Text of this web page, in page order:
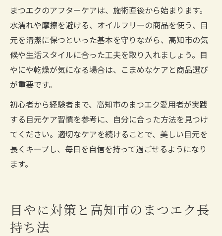
まつエクのアフターケアは、施術直後から始まります。
水濡れや摩擦を避ける、オイルフリーの商品を使う、目
元を清潔に保つといった基本を守りながら、高知市の気
候や生活スタイルに合った工夫を取り入れましょう。目
やにや乾燥が気になる場合は、こまめなケアと商品選び
が重要です。
初心者から経験者まで、高知市のまつエク愛用者が実践
する目元ケア習慣を参考に、自分に合った方法を見つけ
てください。適切なケアを続けることで、美しい目元を
長くキープし、毎日を自信を持って過ごせるようになり
ます。
目やに対策と高知市のまつエク長
持ち法